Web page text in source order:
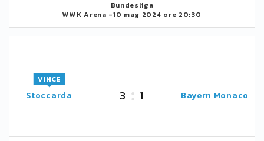
Bundesliga
WWK Arena -10 mag 2024 ore 20:30
Stoccarda
VINCE
3 1 Bayern Monaco